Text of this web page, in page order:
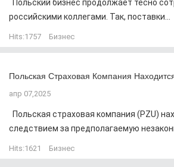
Польский бизнес продолжает тесно
российскими коллегами. Так, поставки...
Hits:1757 Бизнес
Польская Страховая Компания
апр 07,2025
Польская страховая компания (PZU)
следствием за предполагаемую
Hits:1621 Бизнес